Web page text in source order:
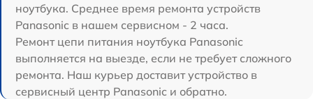
ноутбука. Среднее время ремонта устройств
Panasonic в нашем сервисном - 2 часа.
Ремонт цепи питания ноутбука Panasonic
выполняется на выезде, если не требует сложного
ремонта. Наш курьер доставит устройство в
сервисный центр Panasonic и обратно.